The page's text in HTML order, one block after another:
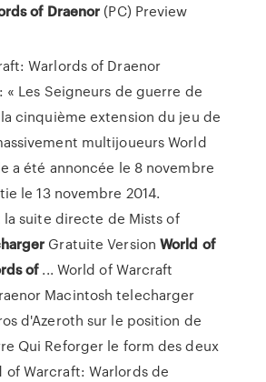
of Draenor (PC) Preview
Warlords of Draenor
Les Seigneurs de guerre de
cinquième extension du jeu de
multijoueurs World
a été annoncée le 8 novembre
le 13 novembre 2014.
la suite directe de Mists of
Gratuite VersionWorld of
of... World of Warcraft
Macintosh telecharger
d'Azeroth sur le position de
Qui Reforger le form des deux
of Warcraft: Warlords de